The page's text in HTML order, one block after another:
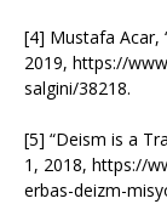
[4] Mustafa Acar,
2019, https://
salgini/38218.
[5] “Deism is a
1, 2018, https://
erbas-deizm-